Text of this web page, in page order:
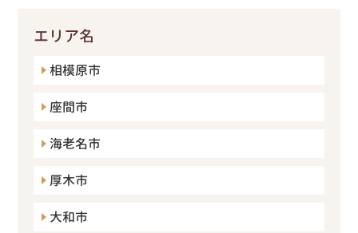
エリア名
相模原市
座間市
海老名市
厚木市
大和市